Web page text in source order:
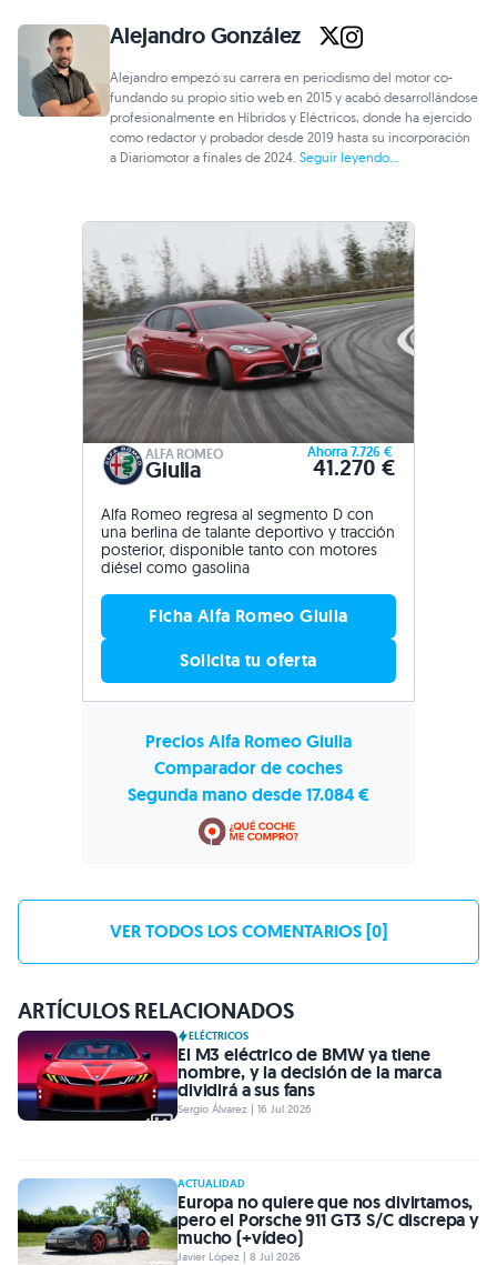
Alejandro González
Alejandro empezó su carrera en periodismo del motor co-
fundando su propio sitio web en 2015 y acabó desarrollándose
profesionalmente en Híbridos y Eléctricos, donde ha ejercido
como redactor y probador desde 2019 hasta su incorporación
a Diariomotor a finales de 2024.Seguir leyendo...
ALFA ROMEO
Giulia
Ahorra 7.726 €
41.270 €
Alfa Romeo regresa al segmento D con
una berlina de talante deportivo y tracción
posterior, disponible tanto con motores
diésel como gasolina
Ficha Alfa Romeo Giulia
Solicita tu oferta
Precios Alfa Romeo Giulia
Comparador de coches
Segunda mano desde 17.084 €
VER TODOS LOS COMENTARIOS [0]
ARTÍCULOS RELACIONADOS
ELÉCTRICOS
El M3 eléctrico de BMW ya tiene
nombre, y la decisión de la marca
dividirá a sus fans
Sergio Álvarez | 16 Jul 2026
ACTUALIDAD
Europa no quiere que nos divirtamos,
pero el Porsche 911 GT3 S/C discrepa y
mucho (+vídeo)
Javier López | 8 Jul 2026